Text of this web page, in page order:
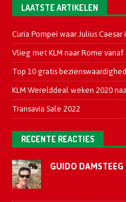
LAATSTE ARTIKELEN
Curia Pompei waar Julius
Vlieg met KLM naar Rome vanaf
Top 10 gratis
KLM Werelddeal weken 2020
Transavia Sale 2022
RECENTE REACTIES
GUIDO DAMSTEEG